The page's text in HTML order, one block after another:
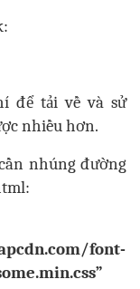
để tải về và sử
nhiều hơn.
nhúng đường
font-